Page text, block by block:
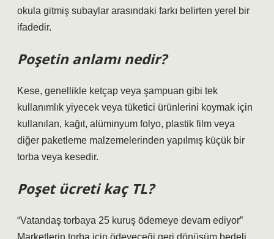
okula gitmiş subaylar arasındaki farkı belirten yerel bir
ifadedir.
Poşetin anlamı nedir?
Kese, genellikle ketçap veya şampuan gibi tek
kullanımlık yiyecek veya tüketici ürünlerini koymak için
kullanılan, kağıt, alüminyum folyo, plastik film veya
diğer paketleme malzemelerinden yapılmış küçük bir
torba veya kesedir.
Poşet ücreti kaç TL?
“Vatandaş torbaya 25 kuruş ödemeye devam ediyor”
Marketlerin torba için ödeyeceği geri dönüşüm bedeli